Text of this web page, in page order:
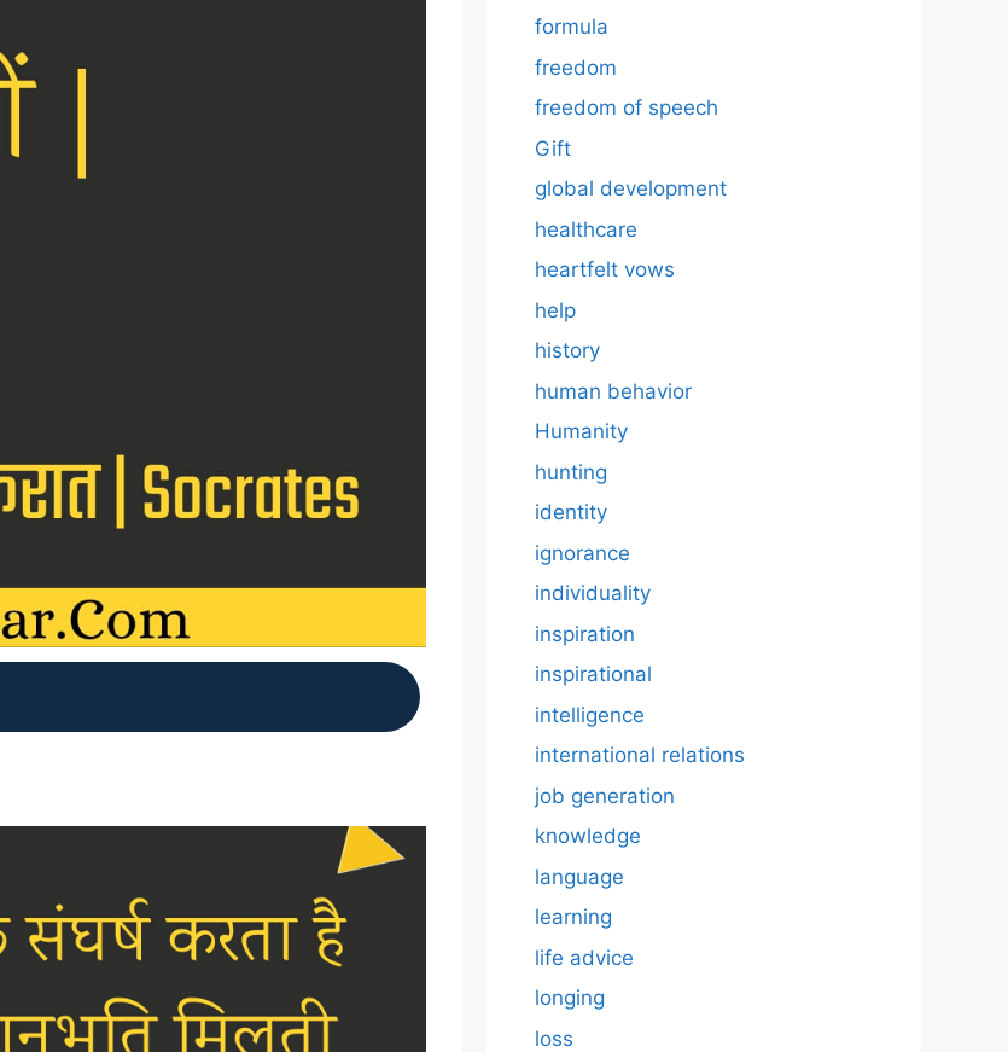
formula
freedom
freedom of speech
Gift
global development
healthcare
heartfelt vows
help
history
human behavior
Humanity
hunting
identity
ignorance
individuality
inspiration
inspirational
intelligence
international relations
job generation
knowledge
language
learning
life advice
longing
loss